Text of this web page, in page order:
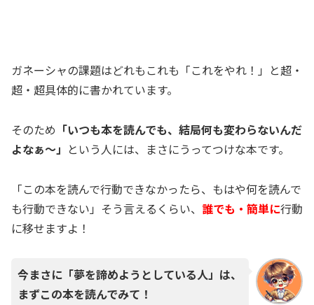
ガネーシャの課題はどれもこれも「これをやれ！」と超・
超・超具体的に書かれています。
そのため 「いつも本を読んでも、結局何も変わらないんだ
よなぁ～」 という人には、まさにうってつけな本です。
「この本を読んで行動できなかったら、もはや何を読んで
も行動できない」そう言えるくらい、 誰でも・簡単に行動
に移せますよ！
今まさに「夢を諦めようとしている人」は、
まずこの本を読んでみて！